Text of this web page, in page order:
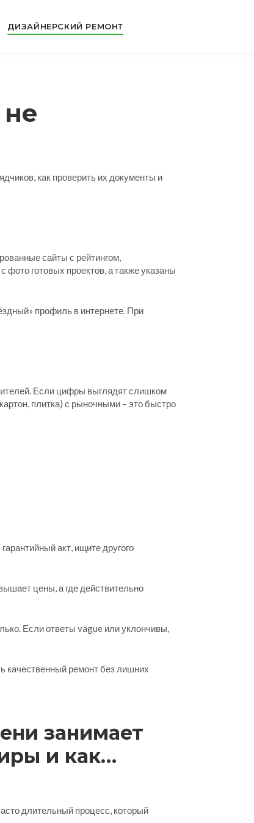
ДИЗАЙНЕРСКИЙ РЕМОНТ
как проверить их документы и
сайты с рейтингом,
готовых проектов, а также указаны
профиль в интернете. При
Если цифры выглядят слишком
плитка) с рыночными – это быстро
акт, ищите другого
цены, а где действительно
Если ответы vague или уклончивы,
качественный ремонт без лишних
занимает
и как
длительный процесс, который